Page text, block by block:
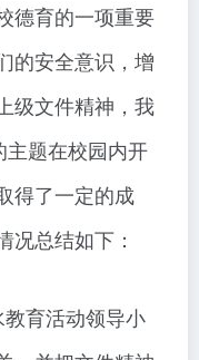
德育的一项重要
的安全意识，增
级文件精神，我
主题在校园内开
得了一定的成
况总结如下：
育活动领导小